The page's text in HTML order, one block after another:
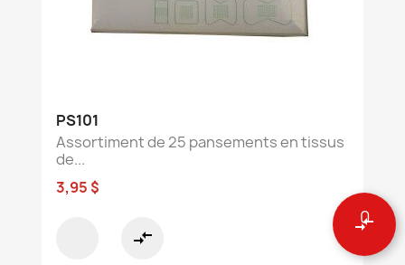
0
compare_arrows
PS101
Assortiment de 25 pansements en tissus
de...
3,95 $
compare_arrows